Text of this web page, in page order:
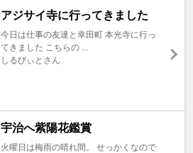
アジサイ寺に行ってきました
今日は仕事の友達と幸田町 本光寺に行っ
てきました こちらの ...
しるびぃとさん
宇治へ紫陽花鑑賞
火曜日は梅雨の晴れ間。 せっかくなので